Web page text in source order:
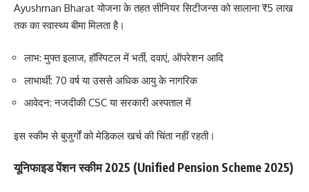
Ayushman Bharat योजना के तहत सीनियर सिटीजन्स को सालाना ₹5 लाख
तक का स्वास्थ्य बीमा मिलता है।
लाभ: मुफ्त इलाज, हॉस्पिटल में भर्ती, दवाएं, ऑपरेशन आदि
लाभार्थी: 70 वर्ष या उससे अधिक आयु के नागरिक
आवेदन: नजदीकी CSC या सरकारी अस्पताल में
इस स्कीम से बुजुर्गों को मेडिकल खर्च की चिंता नहीं रहती।
यूनिफाइड पेंशन स्कीम 2025 (Unified Pension Scheme 2025)